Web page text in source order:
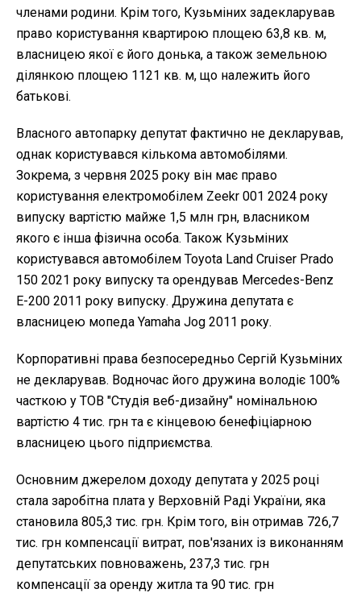
членами родини. Крім того, Кузьміних задекларував
право користування квартирою площею 63,8 кв. м,
власницею якої є його донька, а також земельною
ділянкою площею 1121 кв. м, що належить його
батькові.
Власного автопарку депутат фактично не декларував,
однак користувався кількома автомобілями.
Зокрема, з червня 2025 року він має право
користування електромобілем Zeekr 001 2024 року
випуску вартістю майже 1,5 млн грн, власником
якого є інша фізична особа. Також Кузьміних
користувався автомобілем Toyota Land Cruiser Prado
150 2021 року випуску та орендував Mercedes-Benz
E-200 2011 року випуску. Дружина депутата є
власницею мопеда Yamaha Jog 2011 року.
Корпоративні права безпосередньо Сергій Кузьміних
не декларував. Водночас його дружина володіє 100%
часткою у ТОВ "Студія веб-дизайну" номінальною
вартістю 4 тис. грн та є кінцевою бенефіціарною
власницею цього підприємства.
Основним джерелом доходу депутата у 2025 році
стала заробітна плата у Верховній Раді України, яка
становила 805,3 тис. грн. Крім того, він отримав 726,7
тис. грн компенсації витрат, пов'язаних із виконанням
депутатських повноважень, 237,3 тис. грн
компенсації за оренду житла та 90 тис. грн